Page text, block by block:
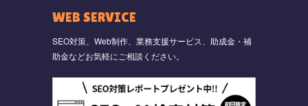
WEB SERVICE
SEO対策、Web制作、業務支援サービス、助成金・補
助金などお気軽にご相談ください。